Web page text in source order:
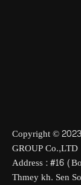
Copyright ©
GROUP Co.,LTD
Address : #16
Thmey kh. Sen